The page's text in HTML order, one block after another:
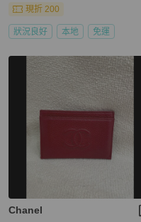
現折 200
狀況良好 本地 免運
Chanel